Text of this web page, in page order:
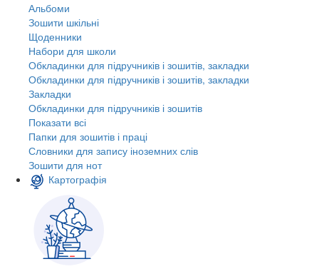
Альбоми
Зошити шкільні
Щоденники
Набори для школи
Обкладинки для підручників і зошитів, закладки
Обкладинки для підручників і зошитів, закладки
Закладки
Обкладинки для підручників і зошитів
Показати всі
Папки для зошитів і праці
Словники для запису іноземних слів
Зошити для нот
Картографія